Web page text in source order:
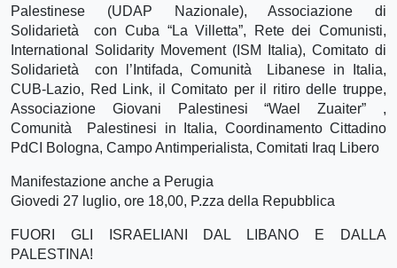
Palestinese (UDAP Nazionale), Associazione di
Solidarietà con Cuba “La Villetta”, Rete dei Comunisti,
International Solidarity Movement (ISM Italia), Comitato di
Solidarietà con l’Intifada, Comunità Libanese in Italia,
CUB-Lazio, Red Link, il Comitato per il ritiro delle truppe,
Associazione Giovani Palestinesi “Wael Zuaiter” ,
Comunità Palestinesi in Italia, Coordinamento Cittadino
PdCI Bologna, Campo Antimperialista, Comitati Iraq Libero
Manifestazione anche a Perugia
Giovedi 27 luglio, ore 18,00, P.zza della Repubblica
FUORI GLI ISRAELIANI DAL LIBANO E DALLA
PALESTINA!